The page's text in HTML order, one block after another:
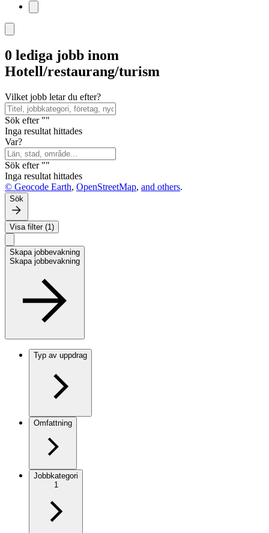
0 lediga jobb inom
Hotell/restaurang/turism
Vilket jobb letar du efter?
Sök efter ""
Inga resultat hittades
Var?
Sök efter ""
Inga resultat hittades
© Geocode Earth, OpenStreetMap, and others.
Sök
Visa filter (1)
Skapa jobbevakning
Skapa jobbevakning
Typ av uppdrag
Omfattning
Jobbkategori
1